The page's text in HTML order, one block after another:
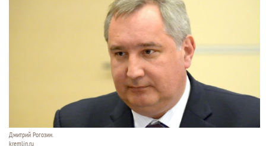
Дмитрий Рогозин.
kremlin.ru